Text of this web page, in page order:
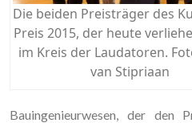
Die beiden Preisträger des
Preis 2015, der heute
im Kreis der Laudatoren.
van Stipriaan
Bauingenieurwesen, der den